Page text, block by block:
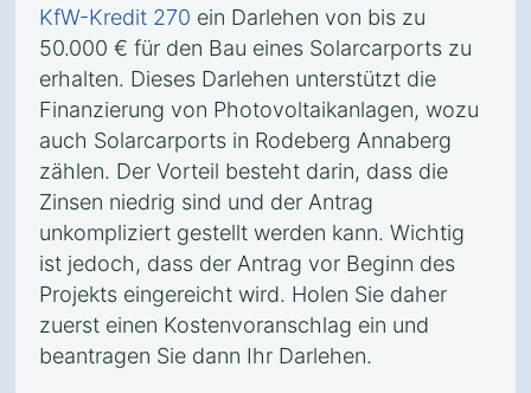
KfW-Kredit 270 ein Darlehen von bis zu
50.000 € für den Bau eines Solarcarports zu
erhalten. Dieses Darlehen unterstützt die
Finanzierung von Photovoltaikanlagen, wozu
auch Solarcarports in Rodeberg Annaberg
zählen. Der Vorteil besteht darin, dass die
Zinsen niedrig sind und der Antrag
unkompliziert gestellt werden kann. Wichtig
ist jedoch, dass der Antrag vor Beginn des
Projekts eingereicht wird. Holen Sie daher
zuerst einen Kostenvoranschlag ein und
beantragen Sie dann Ihr Darlehen.